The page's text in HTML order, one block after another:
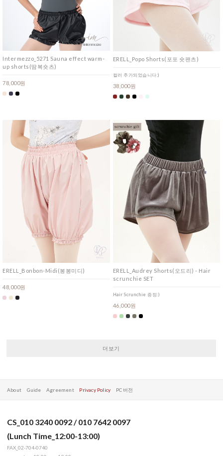
Intermezzo_5271 Sauna effect warm-
up shorts(땀복숏츠)
78,000원
ERELL_Popo Shorts(포포 숏팬츠)
컬러 추가되었습니다:)
38,000원
ERELL_Bonbon-Midi(봉봉미디)
48,000원
ERELL_Audrey Shorts(오드리) - Hair
scrunchie SET
Hair Scrunchie 증정:)
46,000원
더보기
About Guide Agreement Privacy Policy PC 버전
CS_010 3240 0092 / 010 7642 0097
(Lunch Time_12:00-13:00)
FAX_02-704-0740